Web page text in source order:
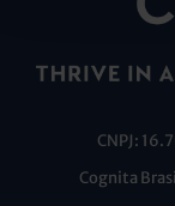
CNPJ:
Cognita